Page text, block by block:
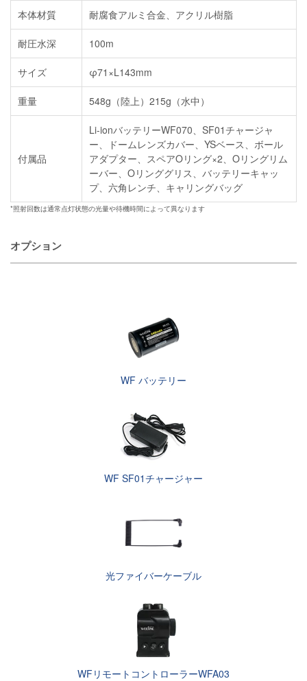
本体材質 耐腐食アルミ合金、アクリル樹脂
耐圧水深 100m
サイズ φ71×L143mm
重量 548g（陸上）215g（水中）
付属品
Li-ionバッテリーWF070、SF01チャージャ
ー、ドームレンズカバー、YSベース、ボール
アダプター、スペアOリング×2、Oリングリム
ーバー、Oリンググリス、バッテリーキャッ
プ、六角レンチ、キャリングバッグ
*照射回数は通常点灯状態の光量や待機時間によって異なります
オプション
WF バッテリー
WF SF01チャージャー
光ファイバーケーブル
WFリモートコントローラーWFA03